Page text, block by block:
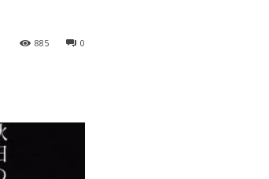
0
885